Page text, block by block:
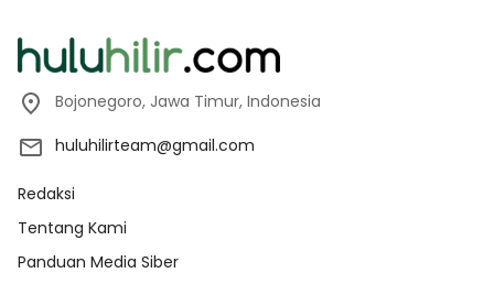
Bojonegoro, Jawa Timur, Indonesia
huluhilirteam@gmail.com
Redaksi
Tentang Kami
Panduan Media Siber